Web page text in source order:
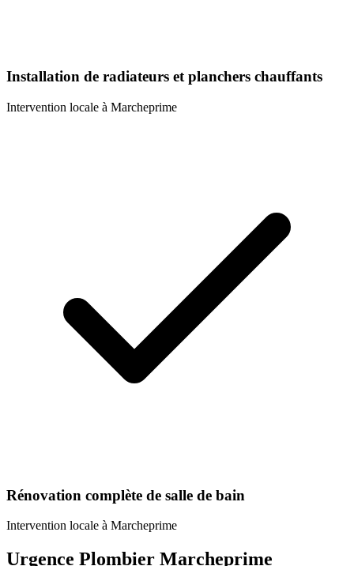
Installation de radiateurs et planchers chauffants
Intervention locale à Marcheprime
Rénovation complète de salle de bain
Intervention locale à Marcheprime
Urgence Plombier Marcheprime